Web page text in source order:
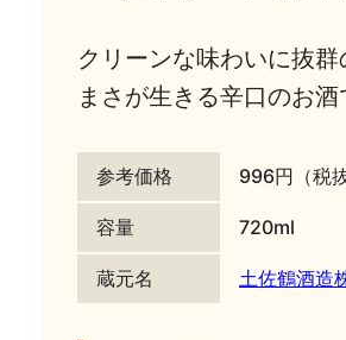
クリーンな味わいに抜
まさが生きる辛口のお酒
参考価格 996円（税抜
容量 720ml
蔵元名 土佐鶴酒造